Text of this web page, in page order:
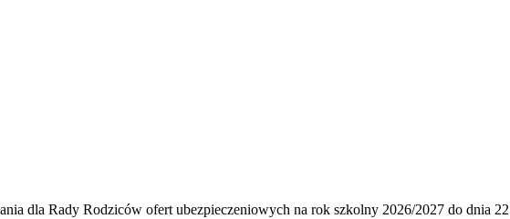
dla Rady Rodziców ofert ubezpieczeniowych na rok szkolny 2026/2027 do dnia